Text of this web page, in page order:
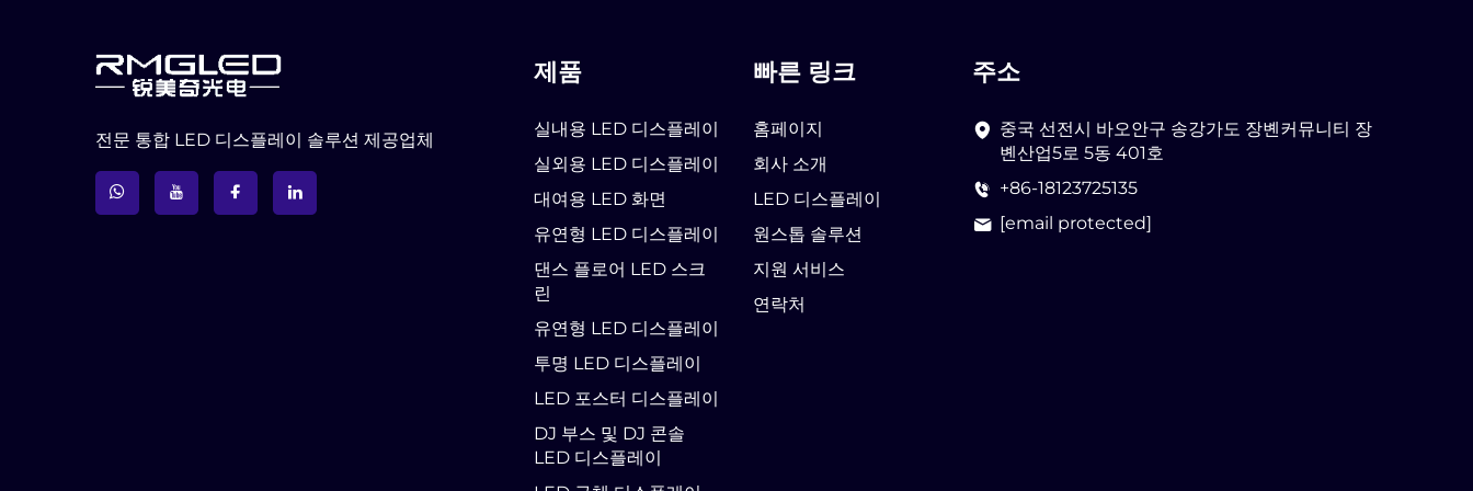
전문 통합 LED 디스플레이 솔루션 제공업체
제품
실내용 LED 디스플레이
실외용 LED 디스플레이
대여용 LED 화면
유연형 LED 디스플레이
댄스 플로어 LED 스크
린
유연형 LED 디스플레이
투명 LED 디스플레이
LED 포스터 디스플레이
DJ 부스 및 DJ 콘솔
LED 디스플레이
빠른 링크
홈페이지
회사 소개
LED 디스플레이
원스톱 솔루션
지원 서비스
연락처
주소
중국 선전시 바오안구 송강가도 장볜커뮤니티 장
볜산업5로 5동 401호
+86-18123725135
[email protected]